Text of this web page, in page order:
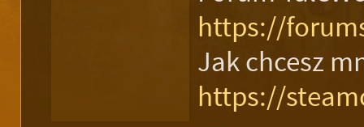
https://
Jak chcesz
https://